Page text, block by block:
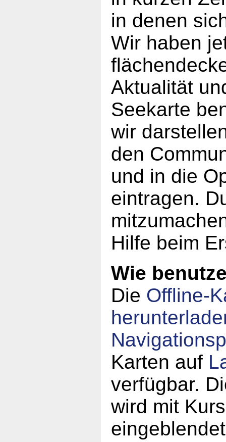
in denen
Wir haben
Aktualität
Seekarte
wir
den
und in die
eintragen.
Hilfe beim
Wie
Die Offline-
Karten auf
verfügbar.
wird mit